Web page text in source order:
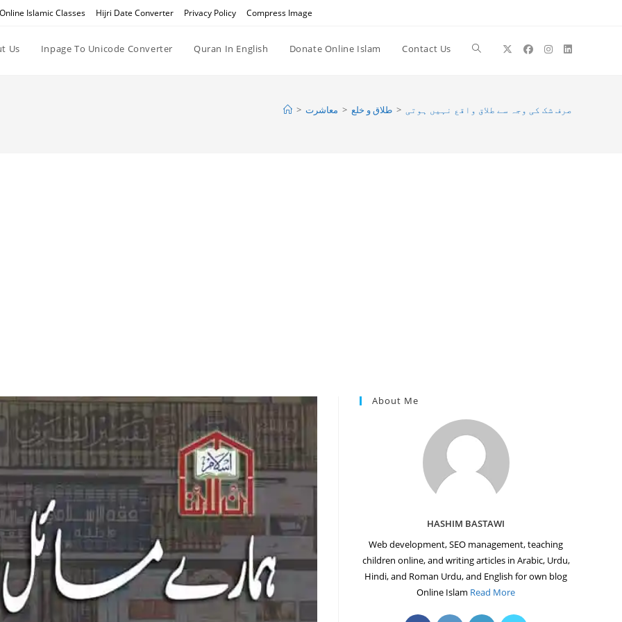
Online Islamic Classes Hijri Date Converter Privacy Policy Compress Image
Us Inpage To Unicode Converter Quran In English Donate Online Islam Contact Us Toggle
> معاشرت > طلاق و خلع > صرف شک کی وجہ سے طلاق واقع نہیں ہوتی
About Me
HASHIM BASTAWI
Web development, SEO management, teaching
children online, and writing articles in Arabic, Urdu,
Hindi, and Roman Urdu, and English for own blog
Online Islam Read More